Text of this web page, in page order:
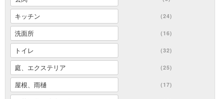
キッチン (24)
洗面所 (16)
トイレ (32)
庭、エクステリア (25)
屋根、雨樋 (17)